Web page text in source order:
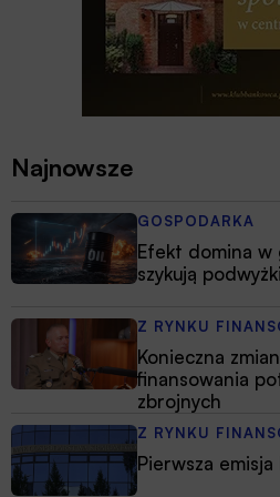
Najnowsze
GOSPODARKA
Efekt domina
szykują
Z RYNKU
Konieczna
finansowania
zbrojnych
Z RYNKU
Pierwsza emisja